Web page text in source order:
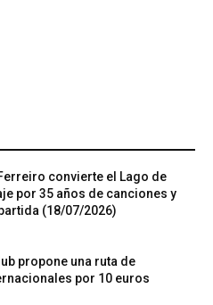
convierte el Lago de
por 35 años de canciones y
(18/07/2026)
propone una ruta de
por 10 euros